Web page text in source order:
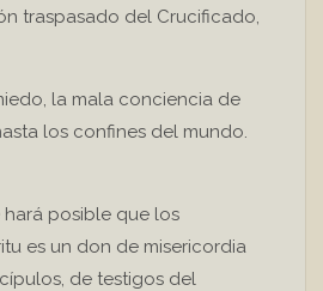
traspasado del Crucificado,
la mala conciencia de
los confines del mundo.
hará posible que los
es un don de misericordia
de testigos del